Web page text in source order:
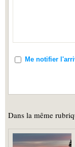
Me notifier
Dans la même